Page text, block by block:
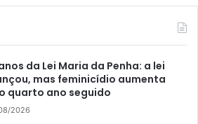
da Lei Maria da Penha: a lei
mas feminicídio aumenta
quarto ano seguido
2026